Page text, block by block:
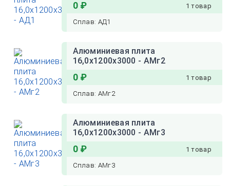
0 ₽ 1 товар
Сплав: АД1
Алюминиевая плита
16,0х1200х3000 - АМг2
0 ₽ 1 товар
Сплав: АМг2
Алюминиевая плита
16,0х1200х3000 - АМг3
0 ₽ 1 товар
Сплав: АМг3